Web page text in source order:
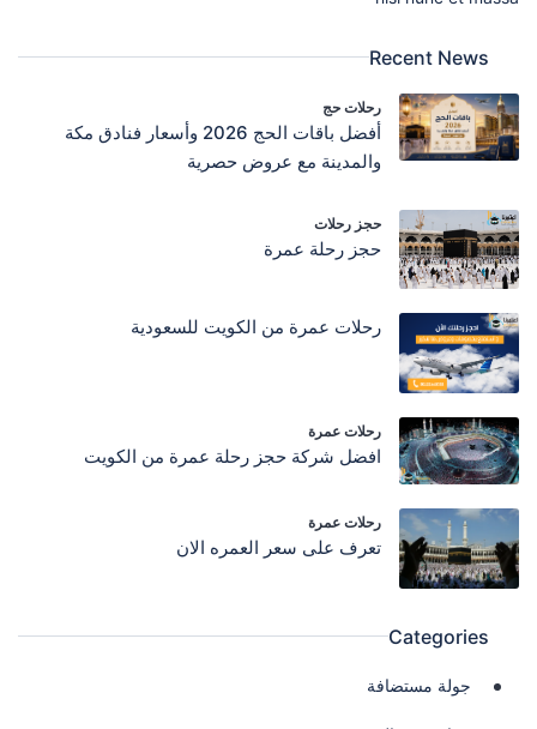
Recent News
رحلات حج
أفضل باقات الحج 2026 وأسعار فنادق مكة
والمدينة مع عروض حصرية
حجز رحلات
حجز رحلة عمرة
رحلات عمرة من الكويت للسعودية
رحلات عمرة
افضل شركة حجز رحلة عمرة من الكويت
رحلات عمرة
تعرف على سعر العمره الان
Categories
جولة مستضافة